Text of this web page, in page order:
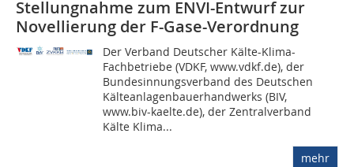
Stellungnahme zum ENVI-Entwurf zur
Novellierung der F-Gase-Verordnung
Der Verband Deutscher Kälte-Klima-
Fachbetriebe (VDKF, www.vdkf.de), der
Bundesinnungsverband des Deutschen
Kälteanlagenbauerhandwerks (BIV,
www.biv-kaelte.de), der Zentralverband
Kälte Klima...
mehr